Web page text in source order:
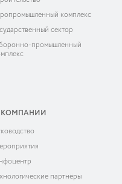
комплекс
сектор
промышленный
партнёры